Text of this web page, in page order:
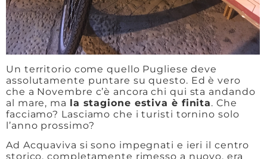
Un territorio come quello Pugliese deve
assolutamente puntare su questo. Ed è vero
che a Novembre c’è ancora chi qui sta andando
al mare, ma la stagione estiva è finita. Che
facciamo? Lasciamo che i turisti tornino solo
l’anno prossimo?
Ad Acquaviva si sono impegnati e ieri il centro
storico, completamente rimesso a nuovo, era